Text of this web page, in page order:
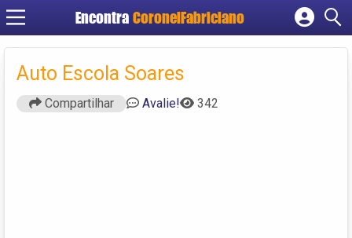
Encontra CoronelFabriciano
Cadastrar empresa
Criar conta
Auto Escola Soares
Compartilhar Avalie! 342